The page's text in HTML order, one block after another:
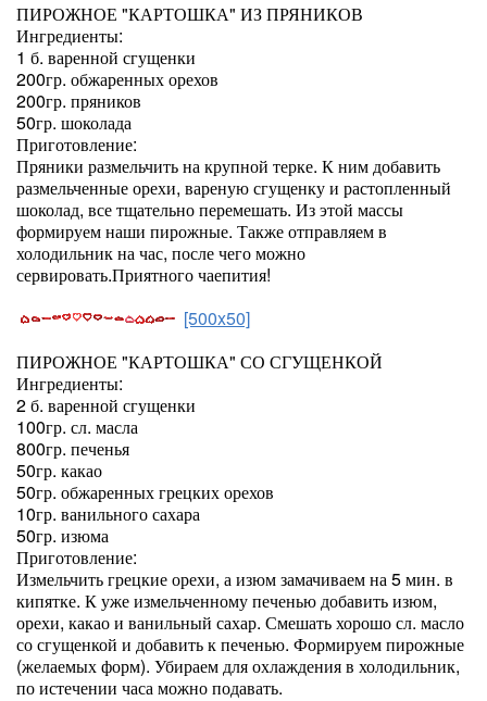
ПИРОЖНОЕ "КАРТОШКА" ИЗ ПРЯНИКОВ
Ингредиенты:
1 б. варенной сгущенки
200гр. обжаренных орехов
200гр. пряников
50гр. шоколада
Приготовление:
Пряники размельчить на крупной терке. К ним добавить
размельченные орехи, вареную сгущенку и растопленный
шоколад, все тщательно перемешать. Из этой массы
формируем наши пирожные. Также отправляем в
холодильник на час, после чего можно
сервировать.Приятного чаепития!
[500x50]
ПИРОЖНОЕ "КАРТОШКА" СО СГУЩЕНКОЙ
Ингредиенты:
2 б. варенной сгущенки
100гр. сл. масла
800гр. печенья
50гр. какао
50гр. обжаренных грецких орехов
10гр. ванильного сахара
50гр. изюма
Приготовление:
Измельчить грецкие орехи, а изюм замачиваем на 5 мин. в
кипятке. К уже измельченному печенью добавить изюм,
орехи, какао и ванильный сахар. Смешать хорошо сл. масло
со сгущенкой и добавить к печенью. Формируем пирожные
(желаемых форм). Убираем для охлаждения в холодильник,
по истечении часа можно подавать.